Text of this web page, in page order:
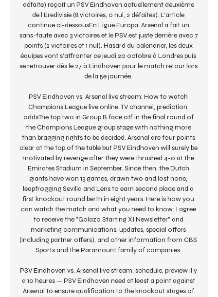
défaite) reçoit un PSV Eindhoven actuellement deuxième
de l’Eredivisie (8 victoires, 0 nul, 2 défaites). L'article
continue ci-dessousEn Ligue Europa, Arsenal a fait un
sans-faute avec 3 victoires et le PSV est juste derrière avec 7
points (2 victoires et 1 nul). Hasard du calendrier, les deux
équipes vont s’affronter ce jeudi 20 octobre à Londres puis
se retrouver dès le 27 à Eindhoven pour le match retour lors
de la 5e journée.
PSV Eindhoven vs. Arsenal live stream: How to watch
Champions League live online, TV channel, prediction,
oddsThe top two in Group B face off in the final round of
the Champions League group stage with nothing more
than bragging rights to be decided. Arsenal are four points
clear at the top of the table but PSV Eindhoven will surely be
motivated by revenge after they were thrashed 4-0 at the
Emirates Stadium in September. Since then, the Dutch
giants have won 13 games, drawn two and lost none,
leapfrogging Sevilla and Lens to earn second place and a
first knockout round berth in eight years. Here is how you
can watch the match and what you need to know: I agree
to receive the "Golazo Starting XI Newsletter" and
marketing communications, updates, special offers
(including partner offers), and other information from CBS
Sports and the Paramount family of companies.
PSV Eindhoven vs. Arsenal live stream, schedule, preview il y
a 10 heures — PSV Eindhoven need at least a point against
Arsenal to ensure qualification to the knockout stages of